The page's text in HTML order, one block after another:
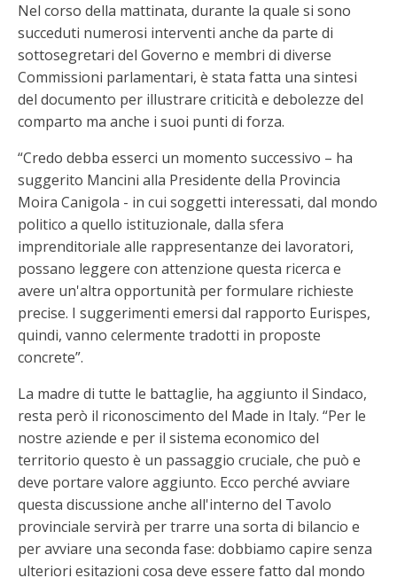
Nel corso della mattinata, durante la quale si sono
succeduti numerosi interventi anche da parte di
sottosegretari del Governo e membri di diverse
Commissioni parlamentari, è stata fatta una sintesi
del documento per illustrare criticità e debolezze del
comparto ma anche i suoi punti di forza.
“Credo debba esserci un momento successivo – ha
suggerito Mancini alla Presidente della Provincia
Moira Canigola - in cui soggetti interessati, dal mondo
politico a quello istituzionale, dalla sfera
imprenditoriale alle rappresentanze dei lavoratori,
possano leggere con attenzione questa ricerca e
avere un'altra opportunità per formulare richieste
precise. I suggerimenti emersi dal rapporto Eurispes,
quindi, vanno celermente tradotti in proposte
concrete”.
La madre di tutte le battaglie, ha aggiunto il Sindaco,
resta però il riconoscimento del Made in Italy. “Per le
nostre aziende e per il sistema economico del
territorio questo è un passaggio cruciale, che può e
deve portare valore aggiunto. Ecco perché avviare
questa discussione anche all'interno del Tavolo
provinciale servirà per trarre una sorta di bilancio e
per avviare una seconda fase: dobbiamo capire senza
ulteriori esitazioni cosa deve essere fatto dal mondo